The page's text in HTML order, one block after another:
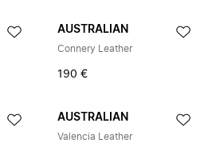
AUSTRALIAN
Connery Leather
190 €
AUSTRALIAN
Valencia Leather